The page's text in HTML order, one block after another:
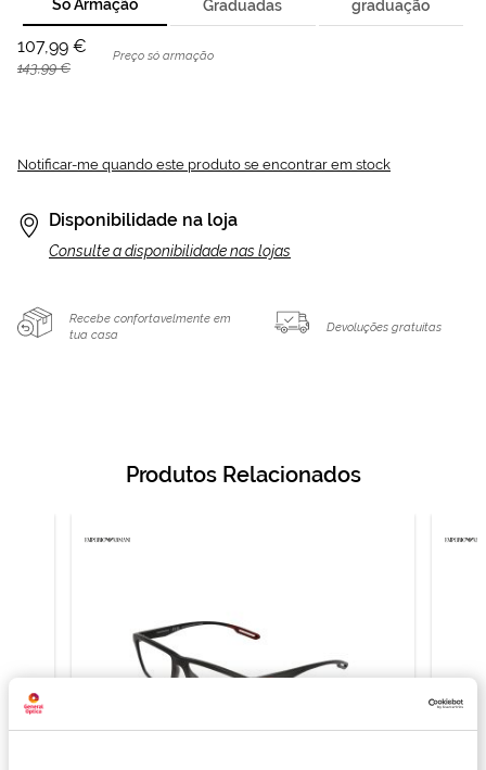
Só Armação
107,99 €
143,99 €
Preço só armação
Graduadas
graduação
Notificar-me quando este produto se encontrar em stock
Disponibilidade na loja
Consulte a disponibilidade nas lojas
Recebe confortavelmente em
tua casa
Devoluções gratuitas
Produtos Relacionados